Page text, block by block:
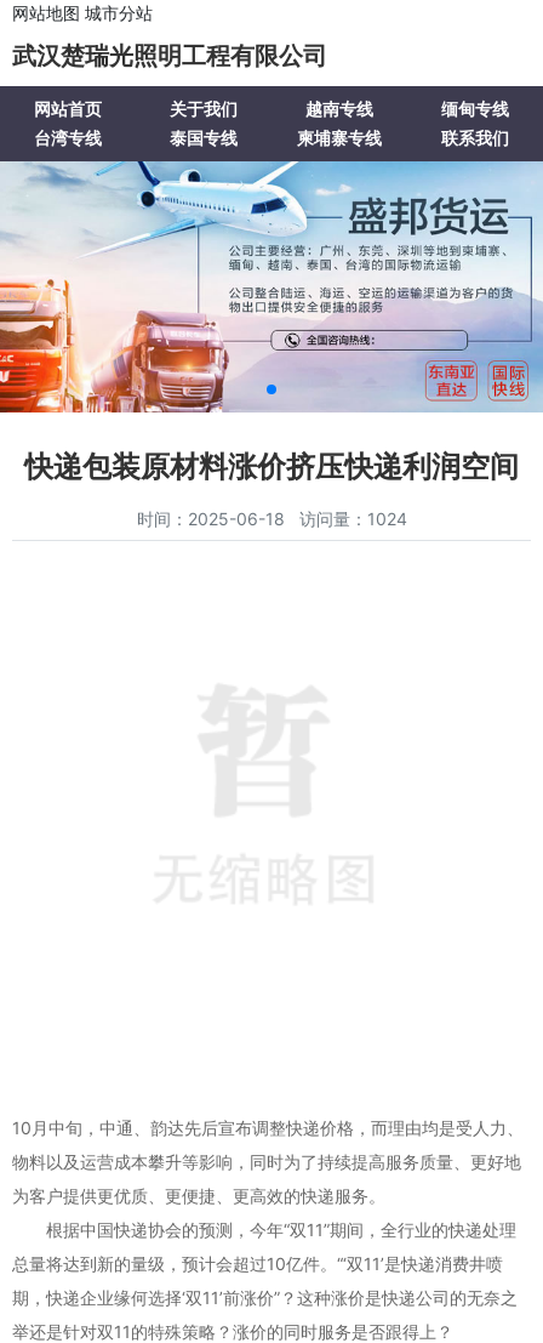
网站地图 城市分站
武汉楚瑞光照明工程有限公司
网站首页 关于我们 越南专线
缅甸专线
台湾专线
泰国专线 柬埔寨专线 联系我们
快递包装原材料涨价挤压快递利润空间
时间：2025-06-18 访问量：1024
10月中旬，中通、韵达先后宣布调整快递价格，而理由均是受人力、
物料以及运营成本攀升等影响，同时为了持续提高服务质量、更好地
为客户提供更优质、更便捷、更高效的快递服务。
根据中国快递协会的预测，今年“双11”期间，全行业的快递处理
总量将达到新的量级，预计会超过10亿件。“‘双11’是快递消费井喷
期，快递企业缘何选择‘双11’前涨价”？这种涨价是快递公司的无奈之
举还是针对双11的特殊策略？涨价的同时服务是否跟得上？